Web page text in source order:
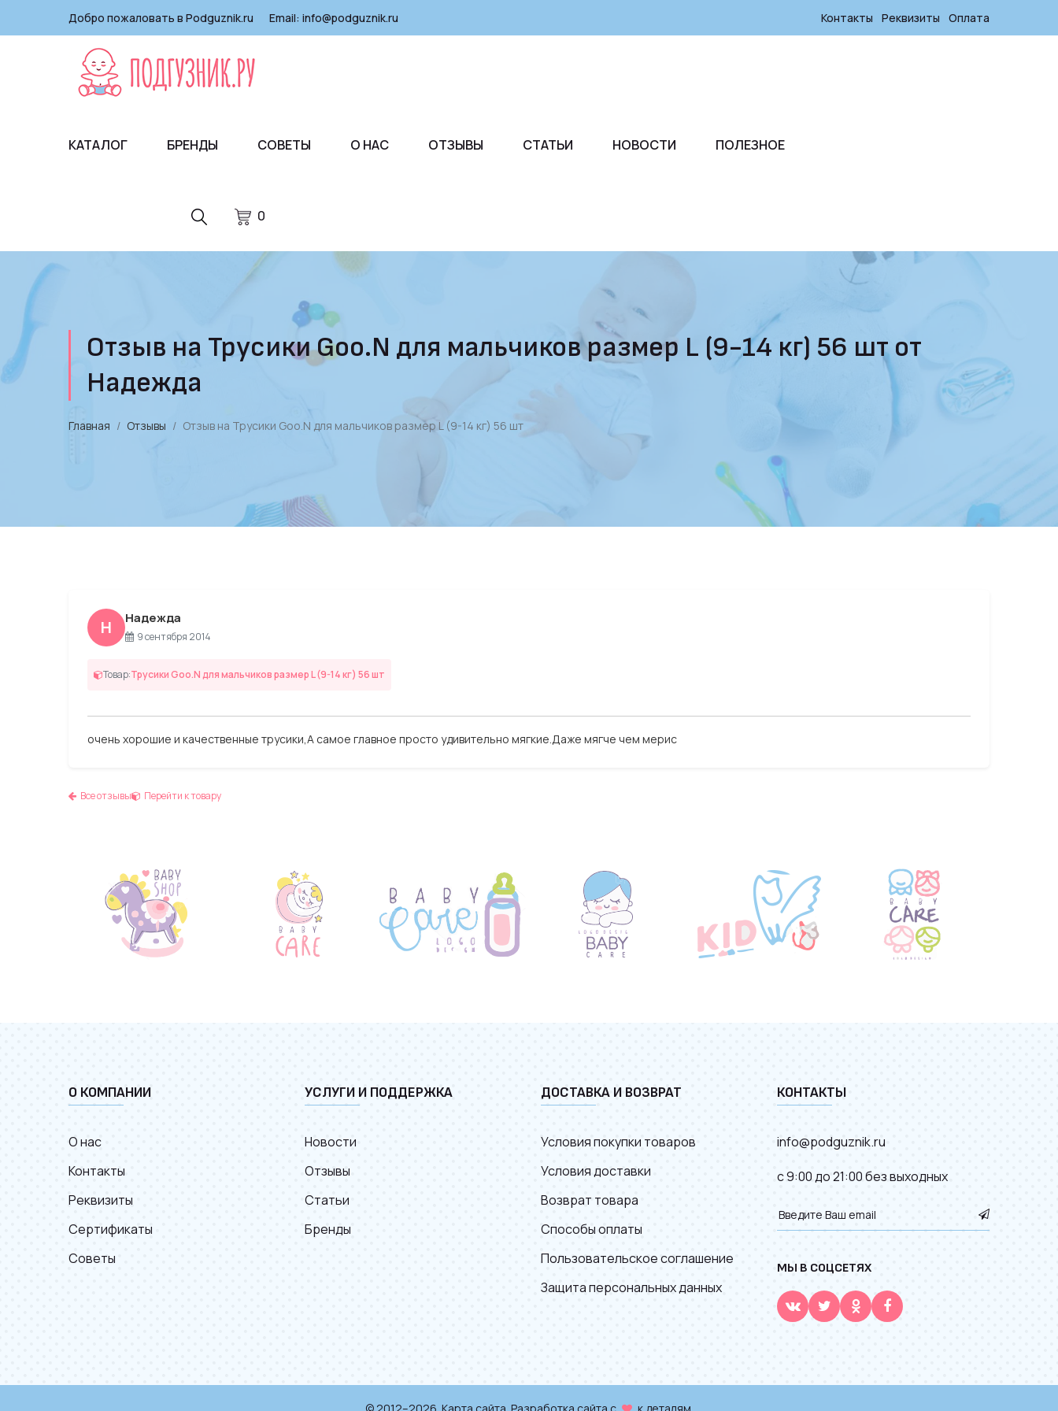
Добро пожаловать в Podguznik.ru Email: info@podguznik.ru Контакты Реквизиты Оплата
0
КАТАЛОГ БРЕНДЫ СОВЕТЫ О НАС ОТЗЫВЫ СТАТЬИ НОВОСТИ ПОЛЕЗНОЕ
Отзыв на Трусики Goo.N для мальчиков размер L (9-14 кг) 56 шт от
Надежда
Главная Отзывы Отзыв на Трусики Goo.N для мальчиков размер L (9-14 кг) 56 шт
Н Надежда
9 сентября 2014
Товар:Трусики Goo.N для мальчиков размер L (9-14 кг) 56 шт
очень хорошие и качественные трусики,А самое главное просто удивительно мягкие.Даже мягче чем мерис
Все отзывы Перейти к товару
О КОМПАНИИ
О нас
Контакты
Реквизиты
Сертификаты
Советы
УСЛУГИ И ПОДДЕРЖКА
Новости
Отзывы
Статьи
Бренды
ДОСТАВКА И ВОЗВРАТ
Условия покупки товаров
Условия доставки
Возврат товара
Способы оплаты
Пользовательское соглашение
Защита персональных данных
КОНТАКТЫ
info@podguznik.ru
с 9:00 до 21:00 без выходных
МЫ В СОЦСЕТЯХ